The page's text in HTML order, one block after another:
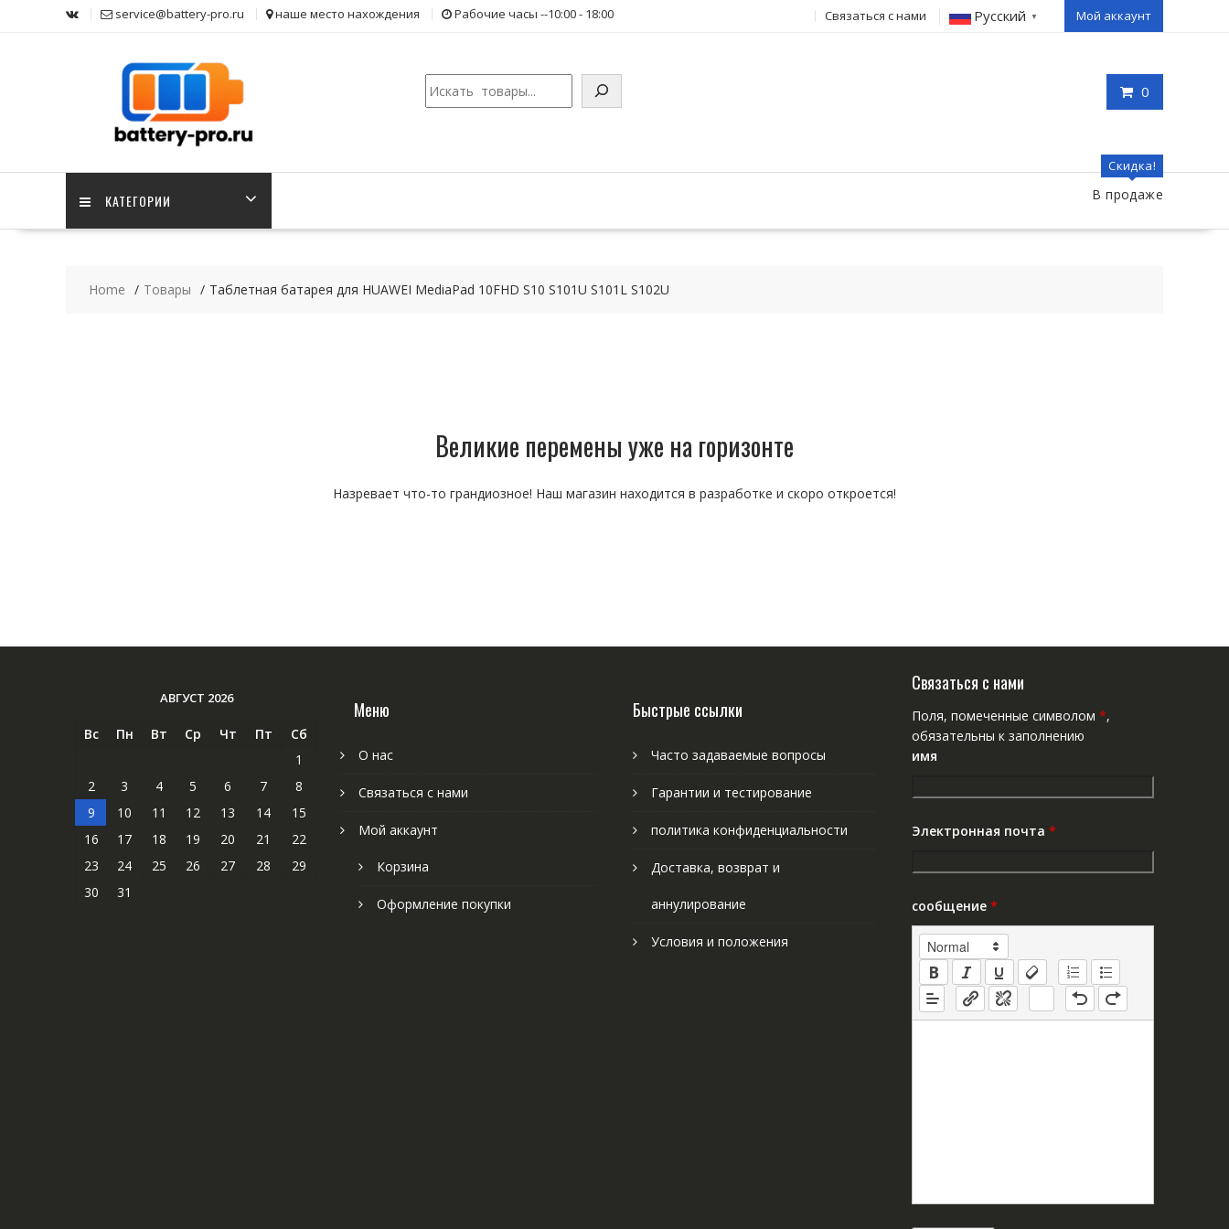
service@battery-pro.ru наше место нахождения Рабочие часы --10:00 - 18:00 Связаться с нами Русский ▼ Мой аккаунт
0
Поиск
КАТЕГОРИИ
Скидка!
В продаже
Home Товары Таблетная батарея для HUAWEI MediaPad 10FHD S10 S101U S101L S102U
Великие перемены уже на горизонте
Назревает что-то грандиозное! Наш магазин находится в разработке и скоро откроется!
АВГУСТ 2026
Вс Пн Вт Ср Чт Пт
Сб
1
2
3 4 5 6 7
8
9
10 11 12 13 14
15
16
17 18 19 20 21
22
23
24 25 26 27 28
29
30
31
Меню
О нас
Связаться с нами
Мой аккаунт
Корзина
Оформление покупки
Быстрые ссылки
Часто задаваемые вопросы
Гарантии и тестирование
политика конфиденциальности
Доставка, возврат и
аннулирование
Условия и положения
Связаться с нами
Поля, помеченные символом *,
обязательны к заполнению
имя
Электронная почта *
сообщение *